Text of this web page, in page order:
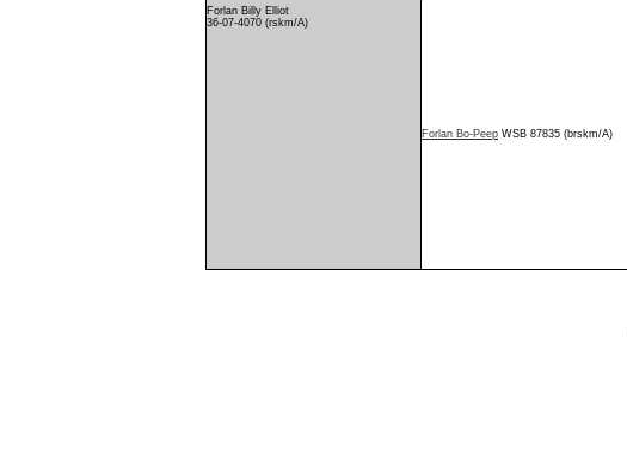
Forlan Billy Elliot
36-07-4070 (rskm/A)
Forlan Bo-Peep WSB 87835 (brskm/A)